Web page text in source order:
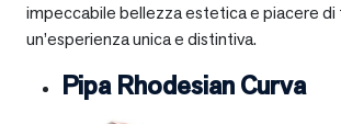
impeccabile bellezza estetica e piacere
un’esperienza unica e distintiva.
Pipa Rhodesian Curva